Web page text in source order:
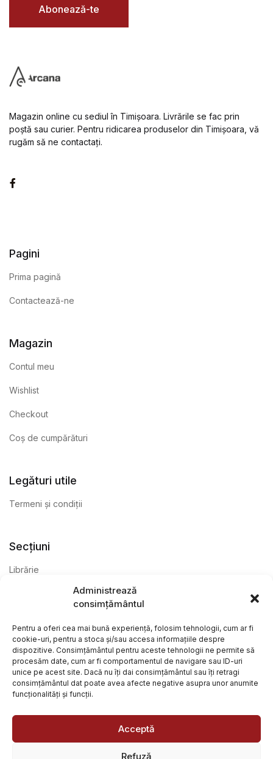
Administrează
consimțământul
Pentru a oferi cea mai bună experiență, folosim tehnologii, cum ar fi
cookie-uri, pentru a stoca și/sau accesa informațiile despre
dispozitive. Consimțământul pentru aceste tehnologii ne permite să
procesăm date, cum ar fi comportamentul de navigare sau ID-uri
unice pe acest site. Dacă nu îți dai consimțământul sau îți retragi
consimțământul dat poate avea afecte negative asupra unor anumite
funcționalități și funcții.
Acceptă
Refuză
Abonează-te
Magazin online cu sediul în Timișoara. Livrările se fac prin
poștă sau curier. Pentru ridicarea produselor din Timișoara, vă
rugăm să ne contactați.
Pagini
Prima pagină
Contactează-ne
Magazin
Contul meu
Wishlist
Checkout
Coș de cumpărături
Legături utile
Termeni și condiții
Secțiuni
Librărie
@ Librăria Arcana. Toate drepturile rezervate. Site creat de